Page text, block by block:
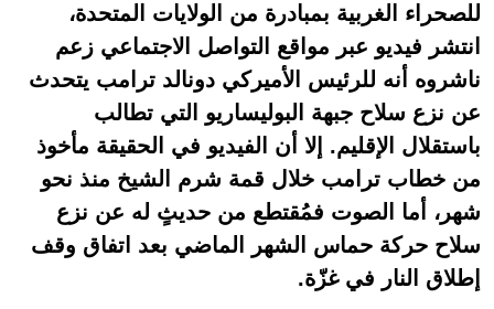
للصحراء الغربية بمبادرة من الولايات المتحدة،
انتشر فيديو عبر مواقع التواصل الاجتماعي زعم
ناشروه أنه للرئيس الأميركي دونالد ترامب يتحدث
عن نزع سلاح جبهة البوليساريو التي تطالب
باستقلال الإقليم. إلا أن الفيديو في الحقيقة مأخوذ
من خطاب ترامب خلال قمة شرم الشيخ منذ نحو
شهر، أما الصوت فمُقتطع من حديثٍ له عن نزع
سلاح حركة حماس الشهر الماضي بعد اتفاق وقف
إطلاق النار في غزّة.